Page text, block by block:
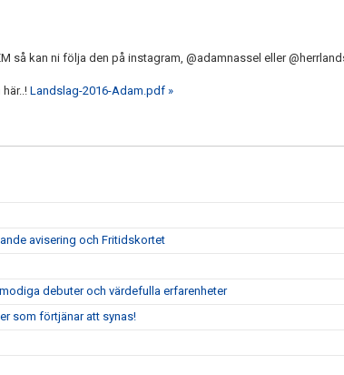
så kan ni följa den på instagram, @adamnassel eller
Landslag-2016-Adam.pdf »
avisering och Fritidskortet
debuter och värdefulla erfarenheter
som förtjänar att synas!